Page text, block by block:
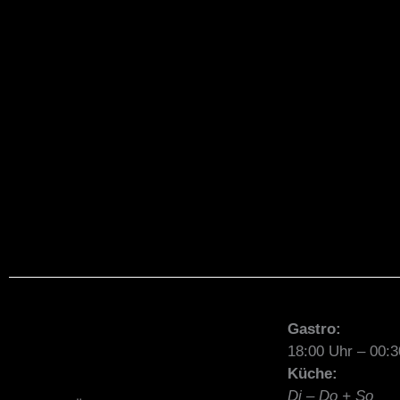
Gastro:
18:00 Uhr –
Küche:
Di – Do + So